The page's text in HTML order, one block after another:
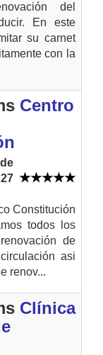
del
En este
su carnet
con la
Centro
Constitución
todos los
de
asi
renov...
Clínica